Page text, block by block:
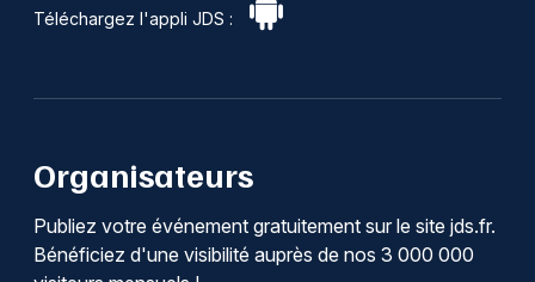
Téléchargez l'appli JDS :
Organisateurs
Publiez votre événement gratuitement sur le site jds.fr.
Bénéficiez d'une visibilité auprès de nos 3 000 000